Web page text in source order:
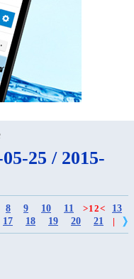
25 / 2015-
8 9 10 11 >12<
13
17 18 19 20 21